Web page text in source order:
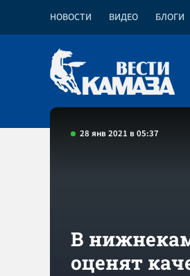
НОВОСТИ ВИДЕО БЛОГИ
28 янв 2021 в 05:37
В
оценят